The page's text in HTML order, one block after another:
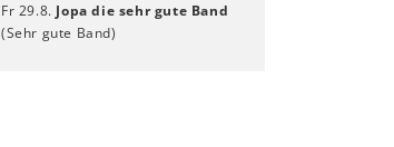
Fr 29.8. Jopa die sehr gute Band
(Sehr gute Band)